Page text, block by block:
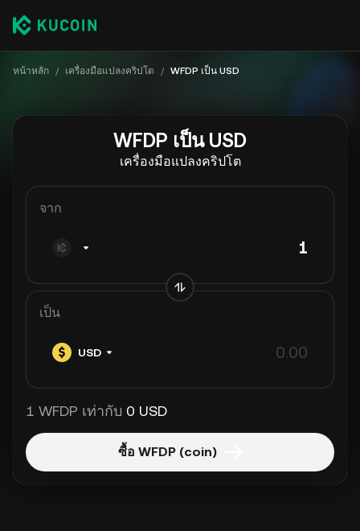
หน้าหลัก / เครื่องมือแปลงคริปโต / WFDP เป็น USD
WFDP เป็น USD
เครื่องมือแปลงคริปโต
จาก
เป็น
USD
1 WFDP เท่ากับ 0 USD
ซื้อ WFDP (coin)